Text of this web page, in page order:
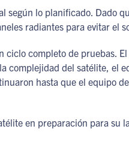
lo planificado. Dado
radiantes para evitar el
completo de pruebas.
complejidad del satélite, el
hasta que el equipo
en preparación para su